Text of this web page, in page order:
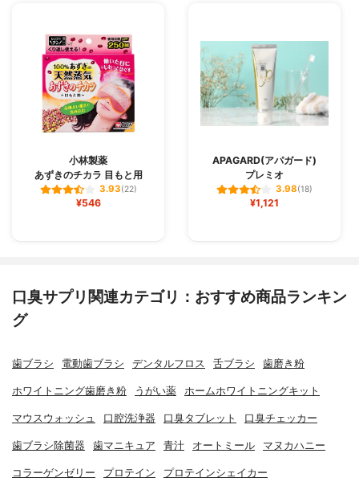
小林製薬
あずきのチカラ 目もと用
3.93(22)
¥546
APAGARD(アパガード)
プレミオ
3.98(18)
¥1,121
口臭サプリ関連カテゴリ：おすすめ商品ランキン
グ
歯ブラシ 電動歯ブラシ デンタルフロス 舌ブラシ 歯磨き粉
ホワイトニング歯磨き粉 うがい薬 ホームホワイトニングキット
マウスウォッシュ 口腔洗浄器 口臭タブレット 口臭チェッカー
歯ブラシ除菌器 歯マニキュア 青汁 オートミール マヌカハニー
コラーゲンゼリー プロテイン プロテインシェイカー